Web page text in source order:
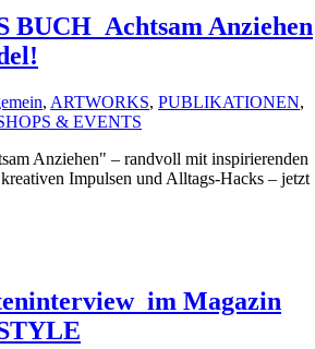
BUCH_Achtsam Anziehen
, ARTWORKS, PUBLIKATIONEN,
& EVENTS
Anziehen" – randvoll mit inspirierenden
Impulsen und Alltags-Hacks – jetzt
Magazin